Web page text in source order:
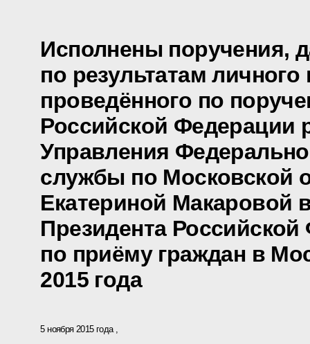
Исполнены поручения,
по результатам
проведённого по
Российской Федерации
Управления
службы по Московской
Екатериной Макаровой
Президента
по приёму граждан в
2015 года
5 ноября 2015 года